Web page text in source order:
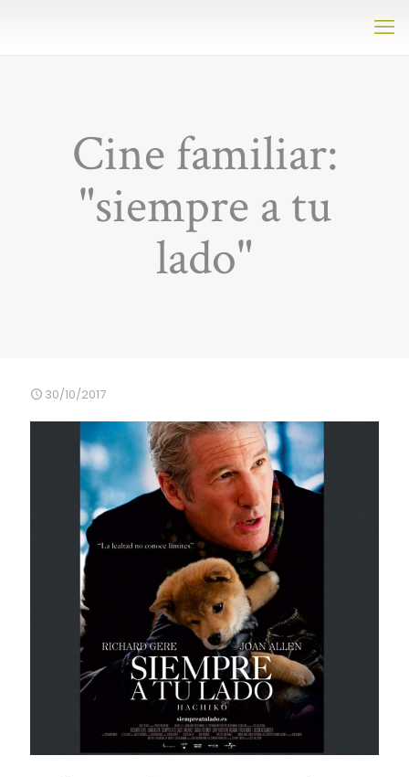
Cine familiar:
"siempre a tu
lado"
30/10/2017